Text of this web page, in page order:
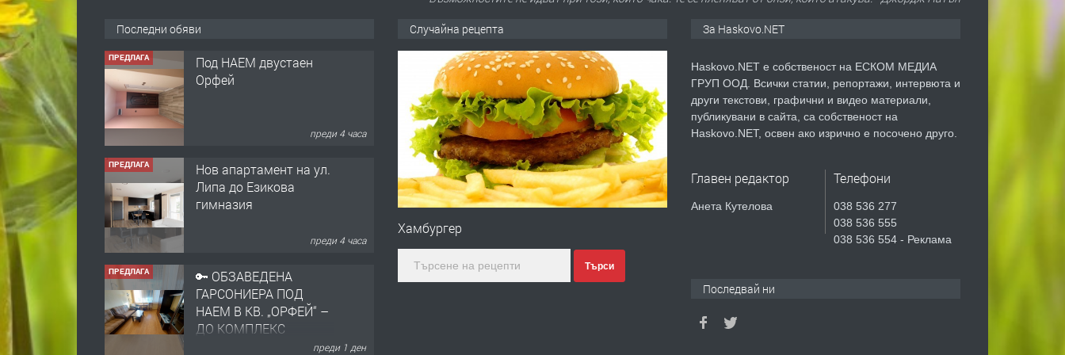
Последни обяви
ПРЕДЛАГА
Под НАЕМ двустаен
Орфей
преди 4 часа
ПРЕДЛАГА
Нов апартамент на ул.
Липа до Езикова
гимназия
преди 4 часа
ПРЕДЛАГА
🔑 ОБЗАВЕДЕНА
ГАРСОНИЕРА ПОД
НАЕМ В КВ. „ОРФЕЙ“ –
ДО КОМПЛЕКС
преди 1 ден
Случайна рецепта
Хамбургер
Търси
За Haskovo.NET
Haskovo.NET е собственост на ЕСКОМ МЕДИА
ГРУП ООД. Всички статии, репортажи, интервюта и
други текстови, графични и видео материали,
публикувани в сайта, са собственост на
Haskovo.NET, освен ако изрично е посочено друго.
Главен редактор
Анета Кутелова
Телефони
038 536 277
038 536 555
038 536 554 - Реклама
Последвай ни